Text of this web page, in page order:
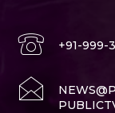
+91-999-